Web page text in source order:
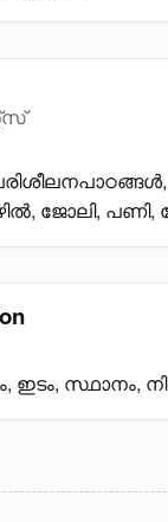
ജോലി, പണി,
ഇടം, സ്ഥാനം,